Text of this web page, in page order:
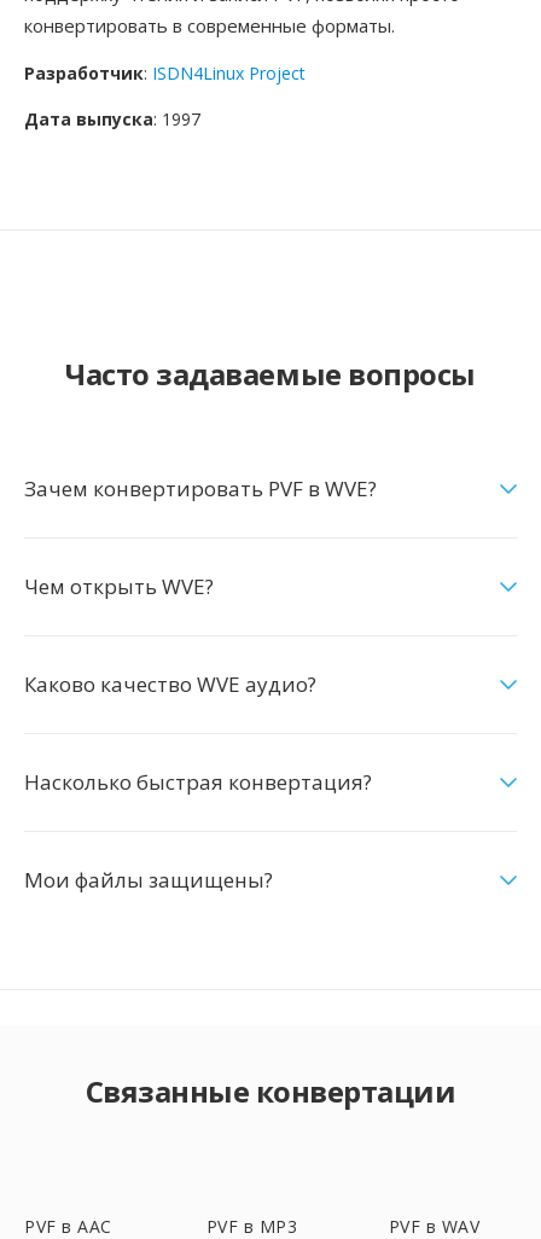
конвертировать в современные форматы.
Разработчик: ISDN4Linux Project
Дата выпуска: 1997
Часто задаваемые вопросы
Зачем конвертировать PVF в WVE?
Чем открыть WVE?
Каково качество WVE аудио?
Насколько быстрая конвертация?
Мои файлы защищены?
Связанные конвертации
PVF в AAC PVF в MP3 PVF в WAV